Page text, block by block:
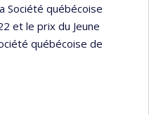
Société québécoise
et le prix du Jeune
québécoise de